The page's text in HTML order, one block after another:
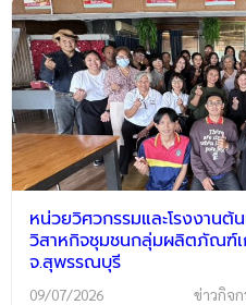
หน่วยวิศวกรรมและโรงงาน
วิสาหกิจชุมชนกลุ่มผลิตภัณฑ์
จ.สุพรรณบุรี
09/07/2026 ข่าวกิจ